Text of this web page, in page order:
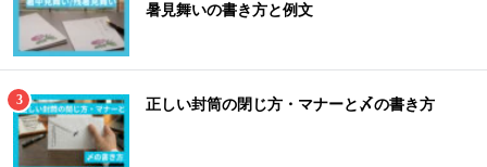
暑見舞いの書き方と例文
正しい封筒の閉じ方・マナーと〆の書き方